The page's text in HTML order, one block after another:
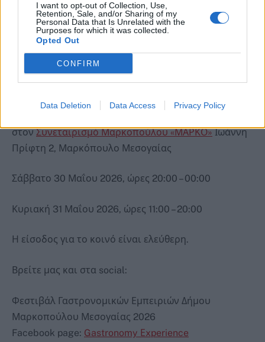
I want to opt-out of Collection, Use,
Retention, Sale, and/or Sharing of my
Personal Data that Is Unrelated with the
Purposes for which it was collected.
Opted Out
CONFIRM
Data Deletion Data Access Privacy Policy
προσφέροντας στο κοινό μια ολοκληρωμένη
εμπειρία γεύσης.
Μέγας Χορηγός της διοργάνωσης είναι η εταιρεία
Βαρανάκης – Μηχανήματα Επαγγελματικής Κουζίνας.
Φεστιβάλ Γαστρονομικών Εμπειριών Δήμου
στονΣυνεταιρισμό Μαρκοπούλου «ΜΑΡΚΟ»Ιωάννη
Πρίφτη 2, Μαρκόπουλο Μεσογαίας
Σάββατο 30 Μαΐου 2026, ώρες 20:00 – 00:00
Κυριακή 31 Μαΐου 2026, ώρες 11:00 – 20:00
Η είσοδος για το κοινό είναι ελεύθερη.
Βρείτε μας και στα social:
Φεστιβάλ Γαστρονομικών Εμπειριών Δήμου
Μαρκοπούλου Μεσογαίας 2026
Facebook page: Gastronomy Εxperience